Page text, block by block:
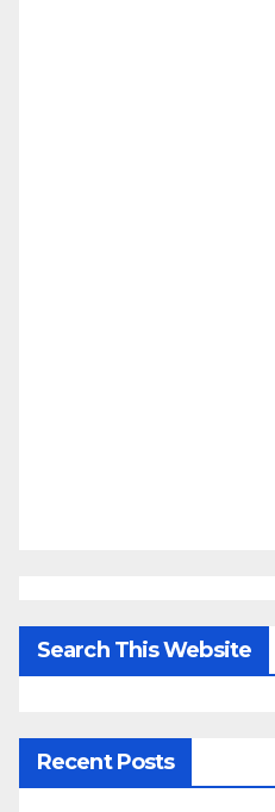
Search This Website
Recent Posts